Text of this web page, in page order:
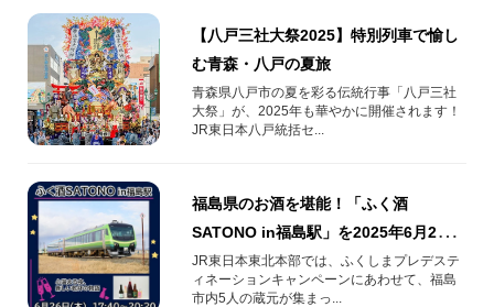
【八戸三社大祭2025】特別列車で愉し
む青森・八戸の夏旅
青森県八戸市の夏を彩る伝統行事「八戸三社
大祭」が、2025年も華やかに開催されます！
JR東日本八戸統括セ...
福島県のお酒を堪能！「ふく酒
SATONO in福島駅」を2025年6月26日
(木)開催！
JR東日本東北本部では、ふくしまプレデステ
ィネーションキャンペーンにあわせて、福島
市内5人の蔵元が集まっ...